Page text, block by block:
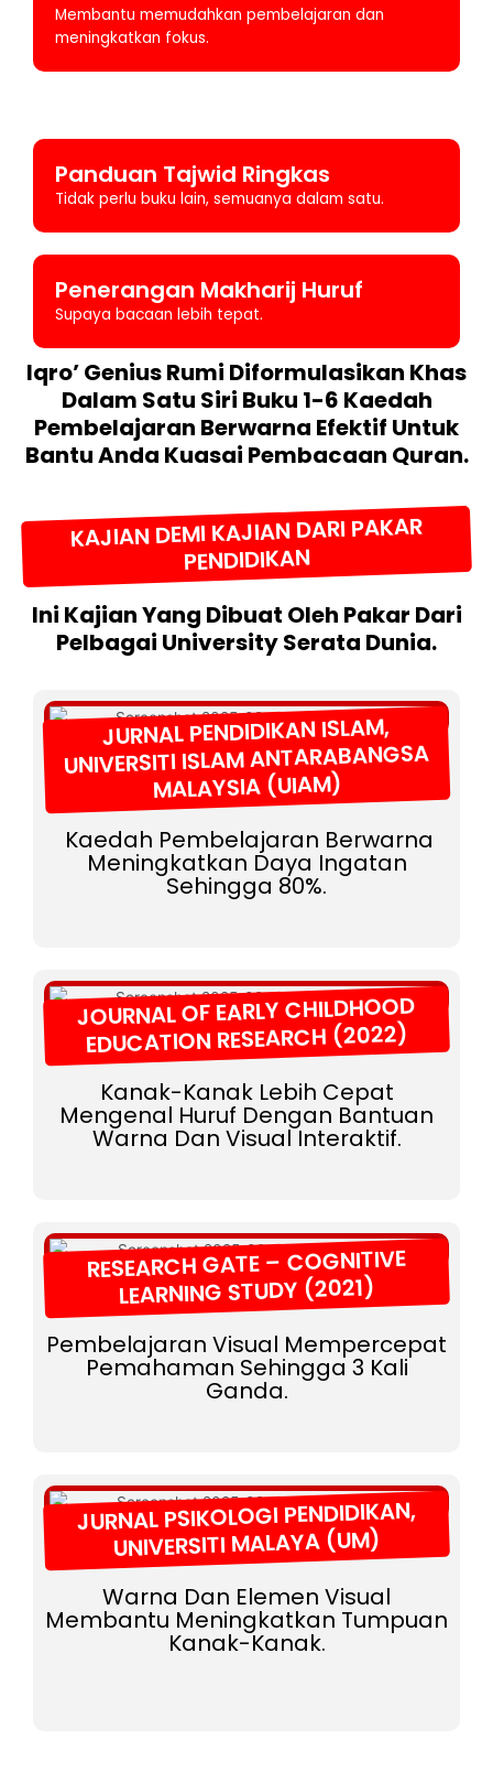
Membantu memudahkan pembelajaran dan
meningkatkan fokus.
Panduan Tajwid Ringkas
Tidak perlu buku lain, semuanya dalam satu.
Penerangan Makharij Huruf
Supaya bacaan lebih tepat.
Iqro’ Genius Rumi Diformulasikan Khas
Dalam Satu Siri Buku 1-6 Kaedah
Pembelajaran Berwarna Efektif Untuk
Bantu Anda Kuasai Pembacaan Quran.
KAJIAN DEMI KAJIAN DARI PAKAR
PENDIDIKAN
Ini Kajian Yang Dibuat Oleh Pakar Dari
Pelbagai University Serata Dunia.
JURNAL PENDIDIKAN ISLAM,
UNIVERSITI ISLAM ANTARABANGSA
MALAYSIA (UIAM)
Kaedah Pembelajaran Berwarna
Meningkatkan Daya Ingatan
Sehingga 80%.
JOURNAL OF EARLY CHILDHOOD
EDUCATION RESEARCH (2022)
Kanak-Kanak Lebih Cepat
Mengenal Huruf Dengan Bantuan
Warna Dan Visual Interaktif.
RESEARCH GATE – COGNITIVE
LEARNING STUDY (2021)
Pembelajaran Visual Mempercepat
Pemahaman Sehingga 3 Kali
Ganda.
JURNAL PSIKOLOGI PENDIDIKAN,
UNIVERSITI MALAYA (UM)
Warna Dan Elemen Visual
Membantu Meningkatkan Tumpuan
Kanak-Kanak.